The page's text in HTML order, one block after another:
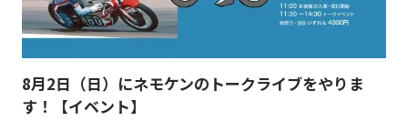
8月2日（日）にネモケンのトークライブをやりま
す！【イベント】